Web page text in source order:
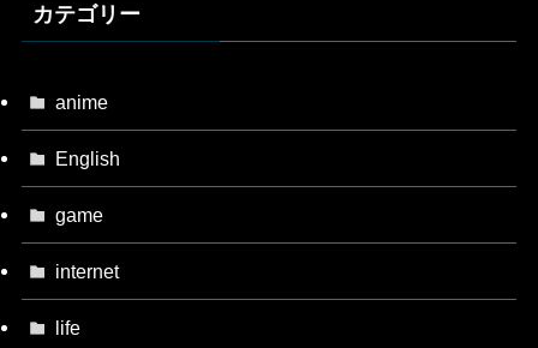
カテゴリー
anime
English
game
internet
life